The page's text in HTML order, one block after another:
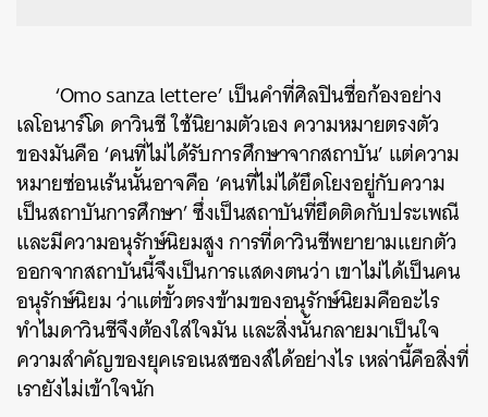
‘Omo sanza lettere’ เป็นคำที่ศิลปินชื่อก้องอย่าง
เลโอนาร์โด ดาวินชี ใช้นิยามตัวเอง ความหมายตรงตัว
ของมันคือ ‘คนที่ไม่ได้รับการศึกษาจากสถาบัน’ แต่ความ
หมายซ่อนเร้นนั้นอาจคือ ‘คนที่ไม่ได้ยึดโยงอยู่กับความ
เป็นสถาบันการศึกษา’ ซึ่งเป็นสถาบันที่ยึดติดกับประเพณี
และมีความอนุรักษ์นิยมสูง การที่ดาวินชีพยายามแยกตัว
ออกจากสถาบันนี้จึงเป็นการแสดงตนว่า เขาไม่ได้เป็นคน
อนุรักษ์นิยม ว่าแต่ขั้วตรงข้ามของอนุรักษ์นิยมคืออะไร
ทำไมดาวินชีจึงต้องใส่ใจมัน และสิ่งนั้นกลายมาเป็นใจ
ความสำคัญของยุคเรอเนสซองส์ได้อย่างไร เหล่านี้คือสิ่งที่
เรายังไม่เข้าใจนัก